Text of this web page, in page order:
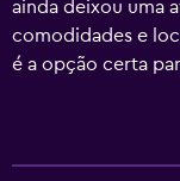
ainda deixou uma
comodidades e
é a opção certa